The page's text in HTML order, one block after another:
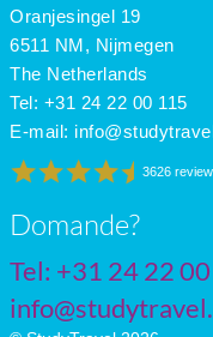
Oranjesingel 19
6511 NM, Nijmegen
The Netherlands
Tel: +31 24 22 00 115
E-mail:
3626
Domande?
Tel: +31 24 22